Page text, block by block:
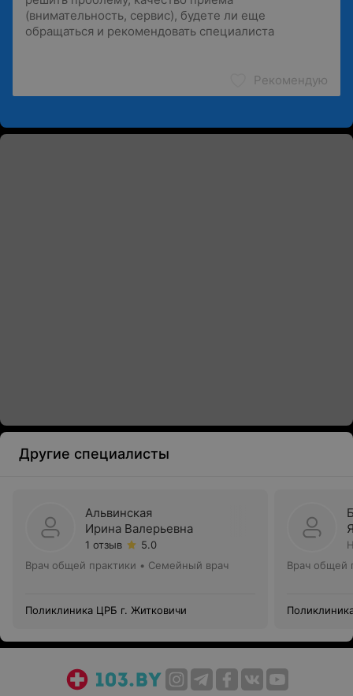
Рекомендую
Другие специалисты
Альвинская
Ирина Валерьевна
1 отзыв
5.0
Врач общей практики • Семейный врач
Поликлиника ЦРБ г. Житковичи
Врач общей